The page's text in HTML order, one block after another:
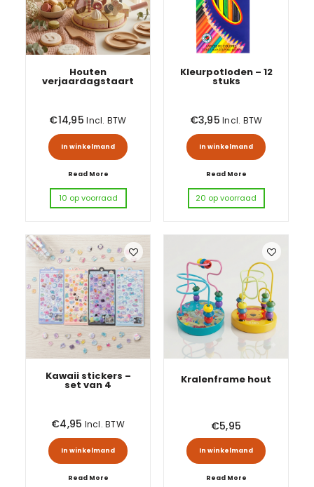
Houten
verjaardagstaart
€14,95 Incl. BTW
In winkelmand
Read More
10 op voorraad
Kleurpotloden – 12
stuks
€3,95 Incl. BTW
In winkelmand
Read More
20 op voorraad
Kawaii stickers –
set van 4
€4,95 Incl. BTW
In winkelmand
Read More
Kralenframe hout
€5,95
In winkelmand Dit
Read More